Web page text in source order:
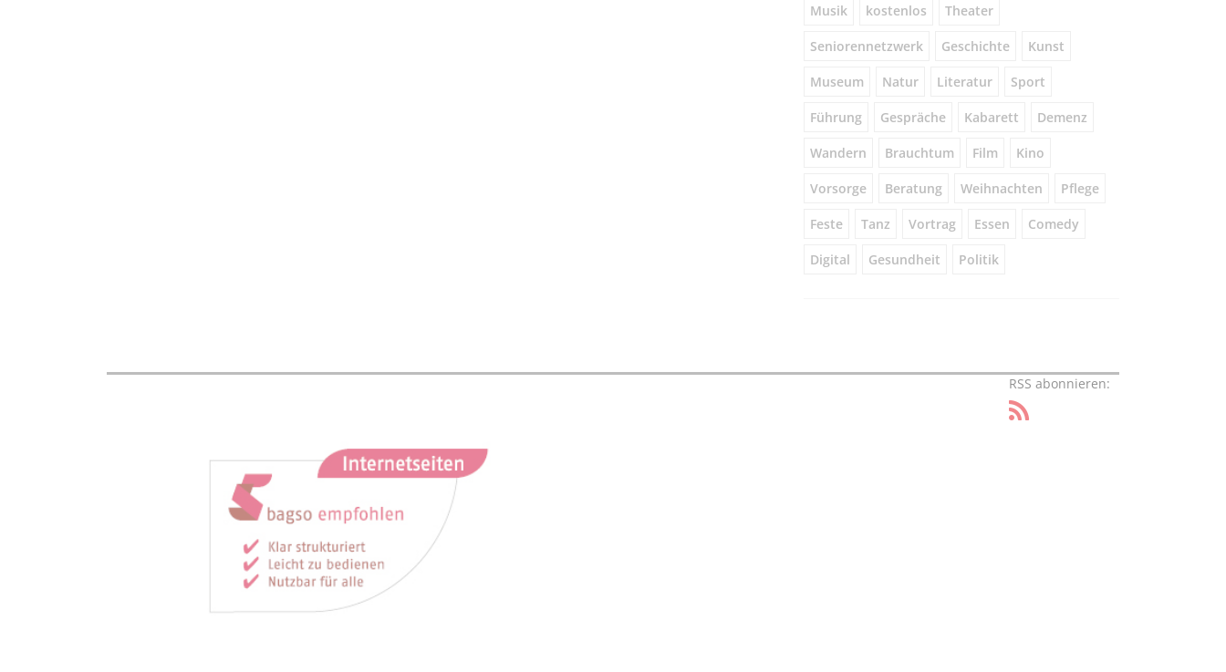
Musik kostenlos Theater
Seniorennetzwerk Geschichte Kunst
Museum Natur Literatur Sport
Führung Gespräche Kabarett Demenz
Wandern Brauchtum Film Kino
Vorsorge Beratung Weihnachten Pflege
Feste Tanz Vortrag Essen Comedy
Digital Gesundheit Politik
RSS abonnieren: